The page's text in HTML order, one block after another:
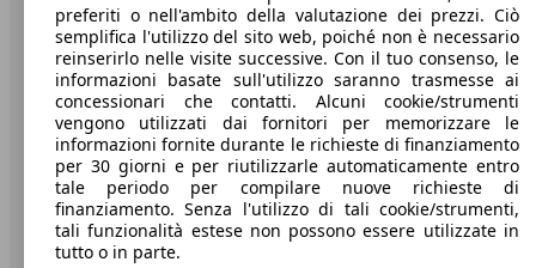
Società
A proposito di AutoScout24
Stampa
Media
Condizioni generali
Informazioni
preferiti o nell'ambito della valutazione dei prezzi. Ciò
semplifica l'utilizzo del sito web, poiché non è necessario
reinserirlo nelle visite successive. Con il tuo consenso, le
informazioni basate sull'utilizzo saranno trasmesse ai
concessionari che contatti. Alcuni cookie/strumenti
vengono utilizzati dai fornitori per memorizzare le
informazioni fornite durante le richieste di finanziamento
per 30 giorni e per riutilizzarle automaticamente entro
tale periodo per compilare nuove richieste di
finanziamento. Senza l'utilizzo di tali cookie/strumenti,
tali funzionalità estese non possono essere utilizzate in
tutto o in parte.